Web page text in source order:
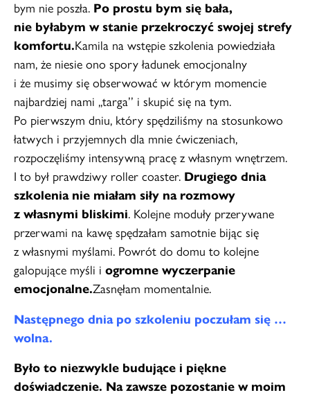
bym nie poszła. Po prostu bym się bała,
nie byłabym w stanie przekroczyć swojej strefy
komfortu.Kamila na wstępie szkolenia powiedziała
nam, że niesie ono spory ładunek emocjonalny
i że musimy się obserwować w którym momencie
najbardziej nami ,,targa’’ i skupić się na tym.
Po pierwszym dniu, który spędziliśmy na stosunkowo
łatwych i przyjemnych dla mnie ćwiczeniach,
rozpoczęliśmy intensywną pracę z własnym wnętrzem.
I to był prawdziwy roller coaster. Drugiego dnia
szkolenia nie miałam siły na rozmowy
z własnymi bliskimi. Kolejne moduły przerywane
przerwami na kawę spędzałam samotnie bijąc się
z własnymi myślami. Powrót do domu to kolejne
galopujące myśli i ogromne wyczerpanie
emocjonalne.Zasnęłam momentalnie.
Następnego dnia po szkoleniu poczułam się …
wolna.
Było to niezwykle budujące i piękne
doświadczenie. Na zawsze pozostanie w moim